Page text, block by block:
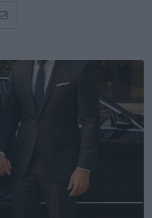
Share
Email